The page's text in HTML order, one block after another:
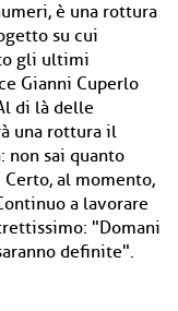
è una rottura
su cui
gli ultimi
Gianni Cuperlo
di là delle
una rottura il
non sai quanto
al momento,
a lavorare
"Domani
definite".